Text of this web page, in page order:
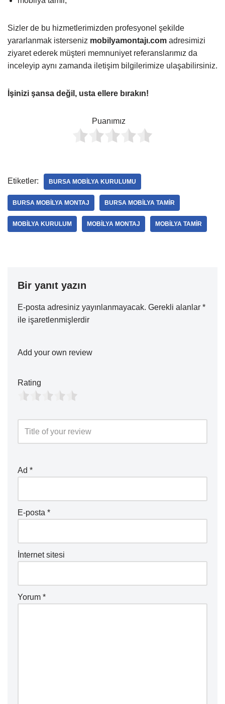
Sizler de bu hizmetlerimizden profesyonel şekilde
yararlanmak isterseniz mobilyamontajı.com adresimizi
ziyaret ederek müşteri memnuniyet referanslarımız da
inceleyip aynı zamanda iletişim bilgilerimize ulaşabilirsiniz.
İşinizi şansa değil, usta ellere bırakın!
Puanımız
Etiketler: BURSA MOBILYA KURULUMU
BURSA MOBILYA MONTAJ BURSA MOBILYA TAMIR
MOBILYA KURULUM MOBILYA MONTAJ MOBILYA TAMIR
Bir yanıt yazın
E-posta adresiniz yayınlanmayacak. Gerekli alanlar *
ile işaretlenmişlerdir
Add your own review
Rating
Ad *
E-posta *
İnternet sitesi
Yorum *